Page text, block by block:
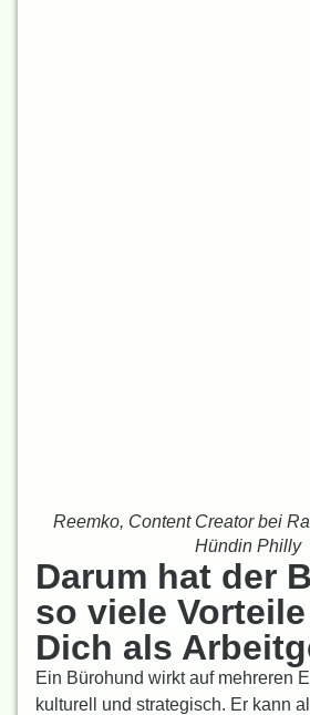
Reemko, Content Creator bei
Hündin Philly
Darum hat der
so viele
Dich als
Ein Bürohund wirkt auf mehreren
kulturell und strategisch. Er kann